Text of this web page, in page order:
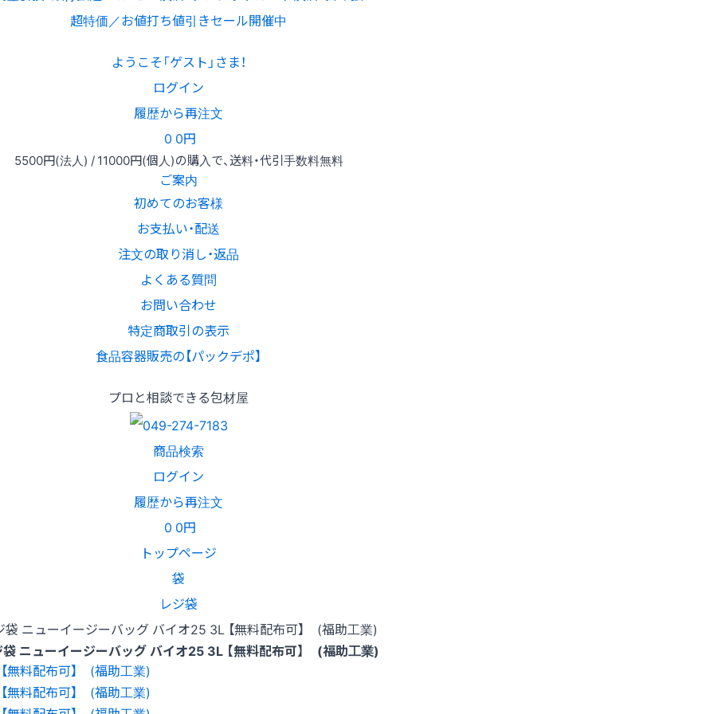
超特価／お値打ち値引きセール開催中
ようこそ「ゲスト」さま！
ログイン
履歴から再注文
0 0円
5500円(法人) /11000円(個人)の購入で、送料・代引手数料無料
ご案内
初めてのお客様
お支払い・配送
注文の取り消し・返品
よくある質問
お問い合わせ
特定商取引の表示
食品容器販売の【パックデポ】
プロと相談できる包材屋
商品検索
ログイン
履歴から再注文
0 0円
トップページ
袋
レジ袋
袋 ニューイージーバッグ バイオ25 3L 【無料配布可】 (福助工業)
ニューイージーバッグ バイオ25 3L 【無料配布可】 (福助工業)